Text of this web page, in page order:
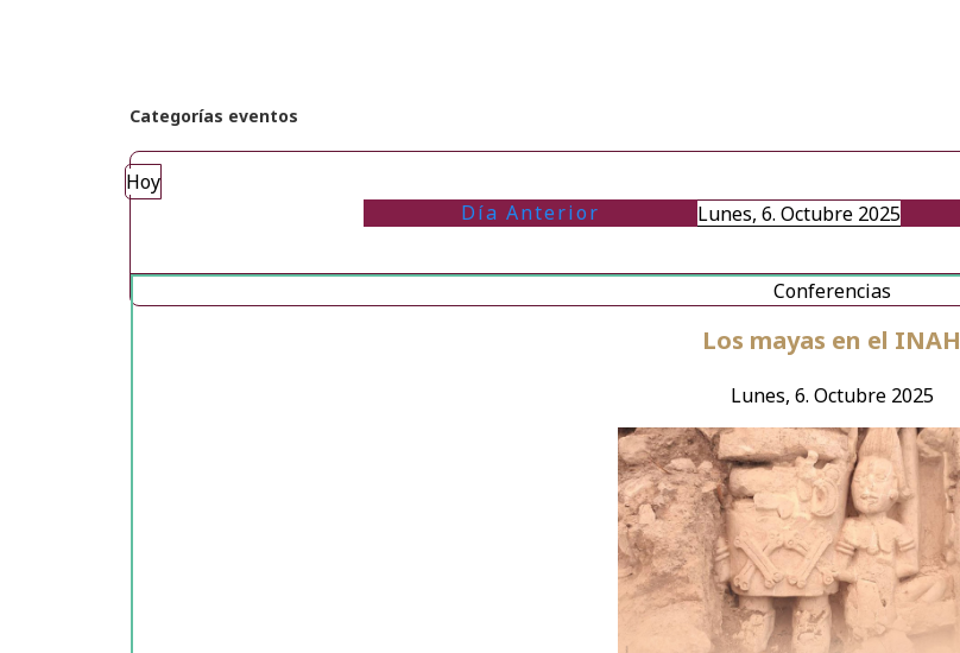
Categorías eventos
Hoy
Día Anterior
Lunes, 6. Octubre 2025
Lunes, 6. Octubre 2025
Los mayas en el INAH
Conferencias